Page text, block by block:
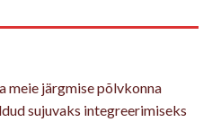
meie järgmise põlvkonna
sujuvaks integreerimiseks